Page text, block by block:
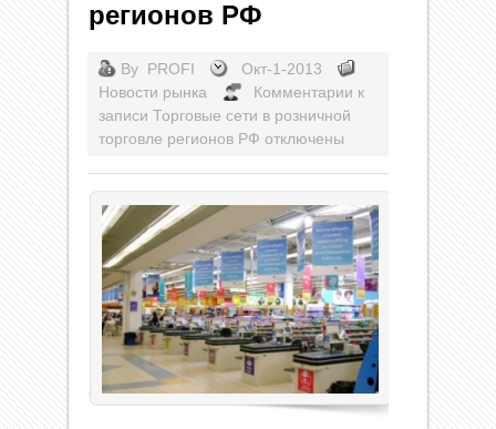
регионов РФ
By PROFI
Окт-1-2013
Новости рынка
Комментарии к
записи Торговые сети в розничной
торговле регионов РФ отключены